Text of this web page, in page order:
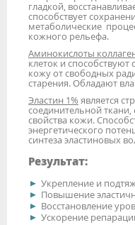
гладкой,
способствует
метаболические
кожного рельефа.
Аминокислоты
клеток и
кожу от свободных
старения. Обладают
Эластин 1% является
соединительной ткани,
свойства кожи.
энергетического
синтеза эластиновых
Результат:
Укрепление и
Повышение
Восстановление
Ускорение